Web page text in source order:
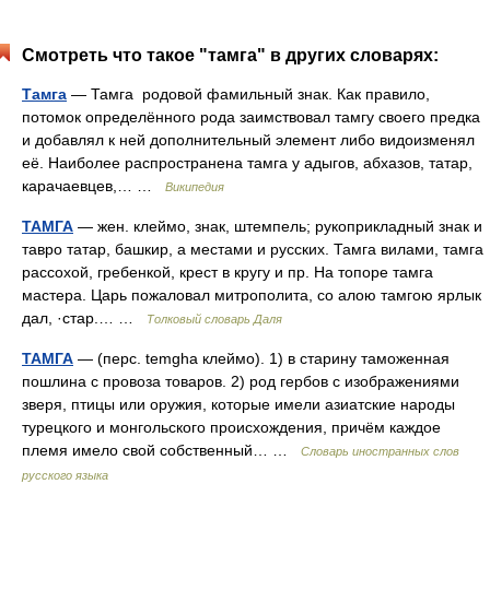
Смотреть что такое "тамга" в других словарях:
Тамга — Тамга родовой фамильный знак. Как правило,
потомок определённого рода заимствовал тамгу своего предка
и добавлял к ней дополнительный элемент либо видоизменял
её. Наиболее распространена тамга у адыгов, абхазов, татар,
карачаевцев,… …
Википедия
ТАМГА — жен. клеймо, знак, штемпель; рукоприкладный знак и
тавро татар, башкир, а местами и русских. Тамга вилами, тамга
рассохой, гребенкой, крест в кругу и пр. На топоре тамга
мастера. Царь пожаловал митрополита, со алою тамгою ярлык
дал, ·стар.… …
Толковый словарь Даля
ТАМГА — (перс. temgha клеймо). 1) в старину таможенная
пошлина с провоза товаров. 2) род гербов с изображениями
зверя, птицы или оружия, которые имели азиатские народы
турецкого и монгольского происхождения, причём каждое
племя имело свой собственный… …
Словарь иностранных слов
русского языка